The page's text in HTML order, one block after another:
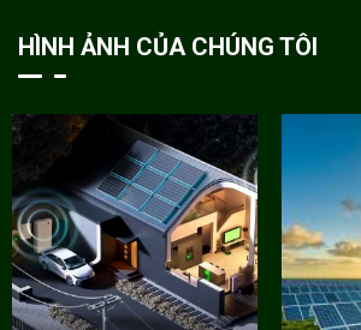
HÌNH ẢNH CỦA CHÚNG TÔI